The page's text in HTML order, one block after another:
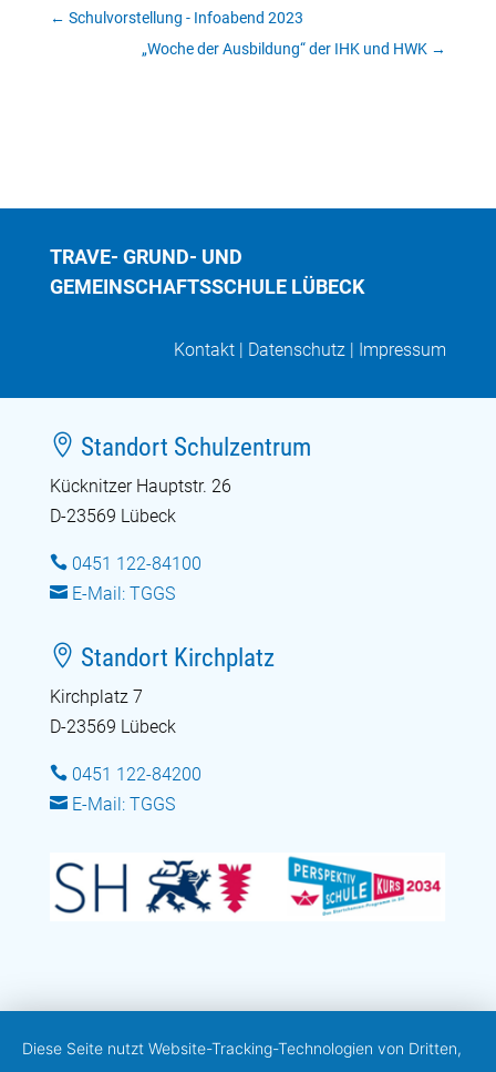
← Schulvorstellung - Infoabend 2023
„Woche der Ausbildung“ der IHK und HWK →
TRAVE- GRUND- UND
GEMEINSCHAFTSSCHULE LÜBECK
Kontakt | Datenschutz | Impressum
 Standort Schulzentrum
Kücknitzer Hauptstr. 26
D-23569 Lübeck
 0451 122-84100
 E-Mail: TGGS
 Standort Kirchplatz
Kirchplatz 7
D-23569 Lübeck
 0451 122-84200
 E-Mail: TGGS
Diese Seite nutzt Website-Tracking-Technologien von Dritten,